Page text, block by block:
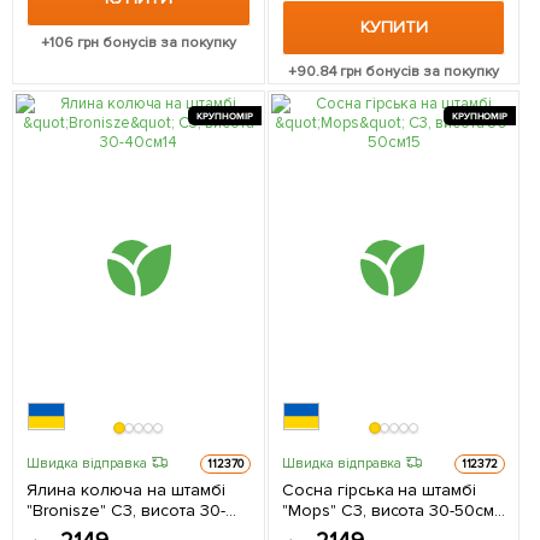
+106 грн бонусів за покупку
КУПИТИ
+90.84грн бонусів за покупку
КРУПНОМІР
Швидка відправка 112370
Ялина колюча на штамбі
"Bronisze" С3, висота 30-
40см 1 саджанець в
КРУПНОМІР
Швидка відправка 112372
Сосна гірська на штамбі
"Mops" С3, висота 30-50см 1
саджанець в упаковці